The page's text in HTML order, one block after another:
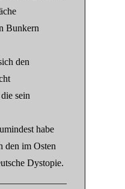
Bunkern
den
sein
habe
den im Osten
Dystopie.